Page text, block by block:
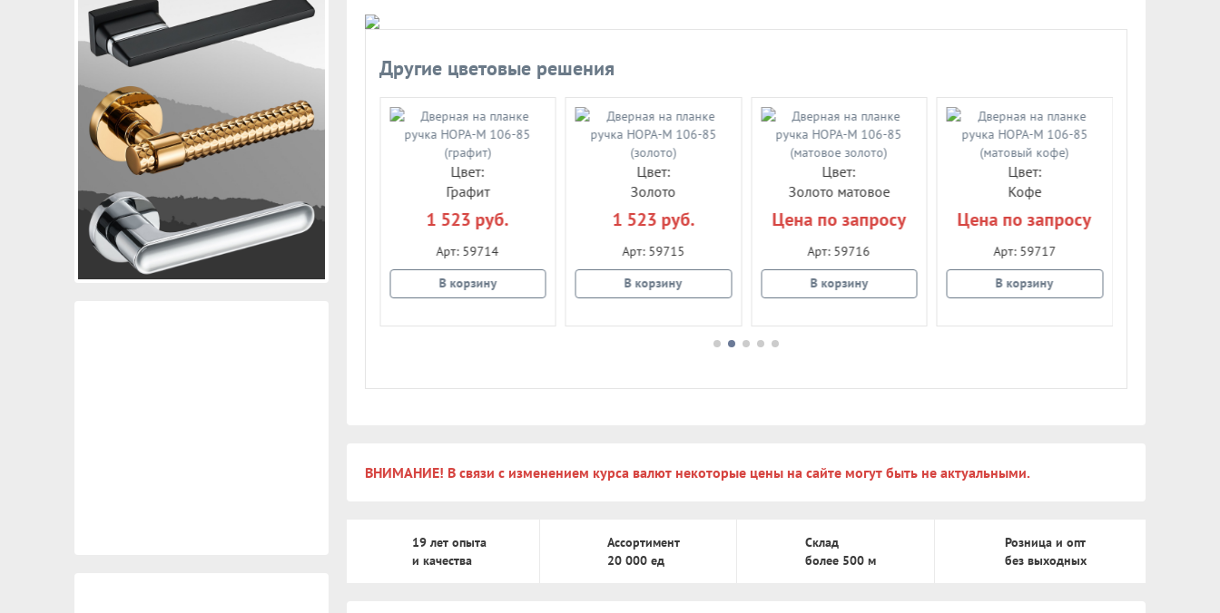
Другие цветовые решения
Цена по запросу
Арт: 59713
В корзину
Цвет:
Графит
1 523 руб.
Арт: 59714
В корзину
Цвет:
Золото
1 523 руб.
Арт: 59715
В корзину
Цвет:
Золото матовое
Цена по запросу
Арт: 59716
В корзину
Цвет:
Кофе
Цена по запросу
Арт: 59717
В корзину
ВНИМАНИЕ! В связи с изменением курса валют некоторые цены на сайте могут быть не актуальными.
19 лет опыта
и качества
Ассортимент
20 000 ед
Склад
более 500 м
Розница и опт
без выходных